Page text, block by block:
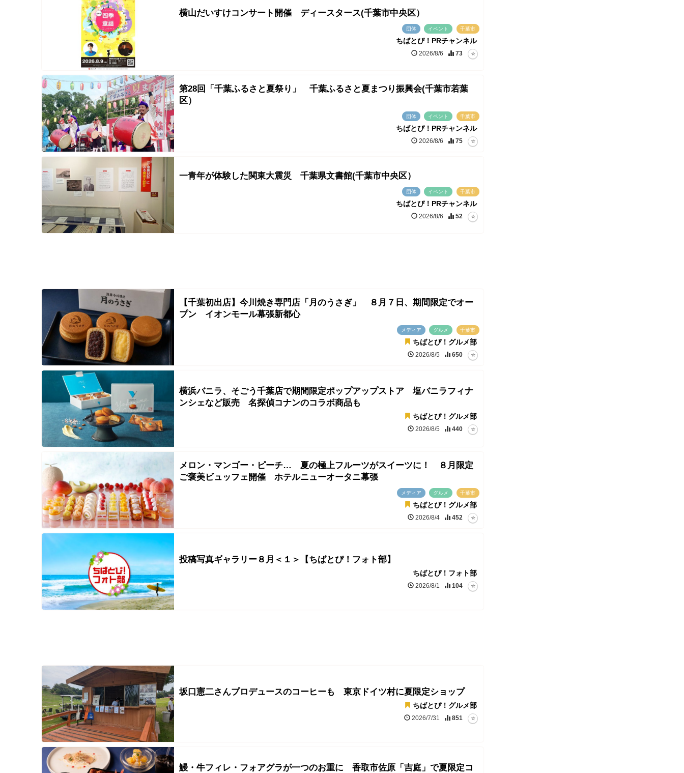
横山だいすけコンサート開催 ディースタース(千葉市中央区）
団体 イベント 千葉市
ちばとぴ！PRチャンネル
2026/8/6 73
第28回「千葉ふるさと夏祭り」 千葉ふるさと夏まつり振興会(千葉市若葉
区）
団体 イベント 千葉市
ちばとぴ！PRチャンネル
2026/8/6 75
一青年が体験した関東大震災 千葉県文書館(千葉市中央区）
団体 イベント 千葉市
ちばとぴ！PRチャンネル
2026/8/6 52
【千葉初出店】今川焼き専門店「月のうさぎ」 ８月７日、期間限定でオー
プン イオンモール幕張新都心
メディア グルメ 千葉市
ちばとぴ！グルメ部
2026/8/5 650
横浜バニラ、そごう千葉店で期間限定ポップアップストア 塩バニラフィナ
ンシェなど販売 名探偵コナンのコラボ商品も
ちばとぴ！グルメ部
2026/8/5 440
メロン・マンゴー・ピーチ… 夏の極上フルーツがスイーツに！ ８月限定
ご褒美ビュッフェ開催 ホテルニューオータニ幕張
メディア グルメ 千葉市
ちばとぴ！グルメ部
2026/8/4 452
投稿写真ギャラリー８月＜１＞【ちばとぴ！フォト部】
ちばとぴ！フォト部
2026/8/1 104
坂口憲二さんプロデュースのコーヒーも 東京ドイツ村に夏限定ショップ
ちばとぴ！グルメ部
2026/7/31 851
鰻・牛フィレ・フォアグラが一つのお重に 香取市佐原「吉庭」で夏限定コ